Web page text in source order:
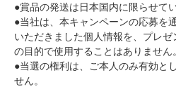
●賞品の発送は日本国内に限らせて
●当社は、本キャンペーンの応募を
いただきました個人情報を、プレ
の目的で使用することはありません。
●当選の権利は、ご本人のみ有効と
せん。